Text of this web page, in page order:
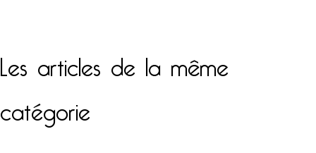
Les articles de la même
catégorie